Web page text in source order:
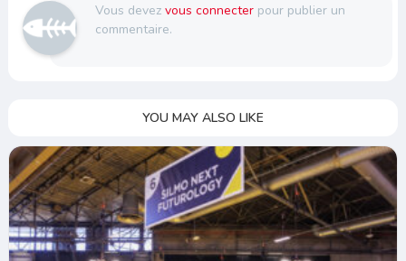
Vous devez vous connecterpour publier un
commentaire.
YOU MAY ALSO LIKE